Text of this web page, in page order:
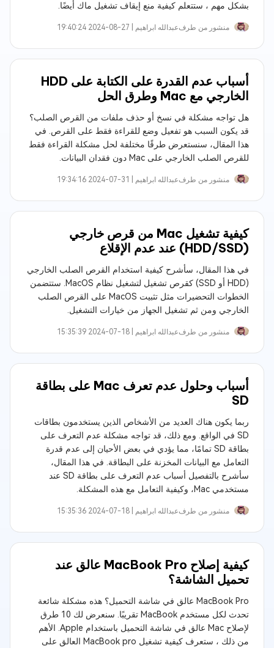
بشكل مهم ، ستتعلم كيفية منع إيقاف تشغيل ماك أيضًا.
منشور من طرفعبدالله ابراهيم‎ | 2024-08-27 19:40:24
أسباب عدم القدرة على الكتابة على HDD
الخارجي مع Mac وطرق الحل
هل تواجه مشكلة في نسخ أو حذف ملفات من القرص الصلب؟
قد يكون السبب هو تفعيل وضع للقراءة فقط على القرص. في
هذا المقال، سنستعرض طرقًا مختلفة لحل مشكلة القراءة فقط
للقرص الصلب الخارجي على Mac دون فقدان البيانات.
منشور من طرفعبدالله ابراهيم‎ | 2024-07-31 19:34:16
كيفية تشغيل Mac من قرص خارجي
(HDD/SSD) عند عدم الإقلاع
في هذا المقال، سأشرح كيفية استخدام القرص الصلب الخارجي
(HDD أو SSD) كقرص تشغيل لتشغيل نظام MacOS. ستتضمن
الخطوات التحضيرات مثل تثبيت MacOS على القرص الصلب
الخارجي ومن ثم تشغيل الجهاز من خيارات التشغيل.
منشور من طرفعبدالله ابراهيم‎ | 2024-07-18 15:35:39
أسباب وحلول عدم تعرف Mac على بطاقة
SD
ربما يكون هناك العديد من الأشخاص الذين يستخدمون بطاقات
SD في الواقع. ومع ذلك، قد تواجه مشكلة عدم التعرف على
بطاقة SD تمامًا، مما يؤدي في بعض الأحيان إلى عدم قدرة
التعامل مع البيانات المخزنة على البطاقة. في هذا المقال،
سأشرح بالتفصيل أسباب عدم التعرف على بطاقة SD عند
مستخدمي Mac، وكيفية التعامل مع هذه المشكلة.
منشور من طرفعبدالله ابراهيم‎ | 2024-07-18 15:35:36
كيفية إصلاح MacBook Pro عالق عند
تحميل الشاشة؟
MacBook Pro عالق في شاشة التحميل؟ هذه مشكلة شائعة
تحدث لكل مستخدم MacBook تقريبًا. سنعرض لك 10 طرق
لإصلاح Mac عالق في شاشة التحميل باستخدام Apple. الأهم
من ذلك ، ستعرف كيفية تشغيل MacBook pro العالق على